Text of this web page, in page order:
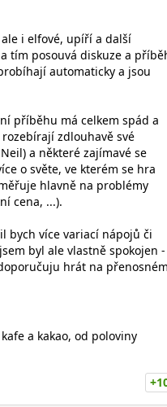
i elfové, upíří a další
tím posouvá diskuze a
automaticky a jsou
příběhu má celkem spád a
zdlouhavě své
a některé zajímavé se
o světe, ve kterém se hra
hlavně na problémy
cena, ...).
bych více variací nápojů či
byl ale vlastně spokojen -
hrát na přenosném
a kakao, od poloviny